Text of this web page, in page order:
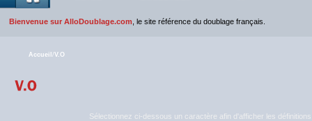
Bienvenue sur AlloDoublage.com , le site référence du doublage français.
Accueil /V.O
Sélectionnez ci-dessous un caractère afin d'afficher les